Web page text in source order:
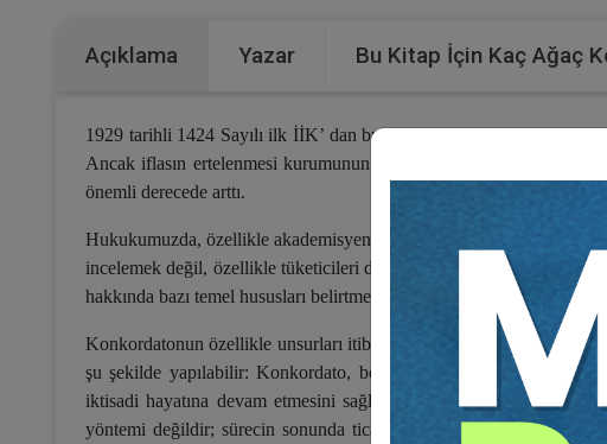
Açıklama Yazar Bu Kitap İçin Kaç Ağaç
1929 tarihli 1424 Sayılı ilk İİK’ dan bu yana mevzuatımızda yer
Ancak iflasın ertelenmesi kurumunun kaldırılması, ekonomik
önemli derecede arttı.
Hukukumuzda, özellikle akademisyenlerin uzun yıllardır üzerinde
incelemek değil, özellikle tüketicileri de ilgilendiren yönleri ile
hakkında bazı temel hususları belirtmek yerinde olabilir.
Konkordatonun özellikle unsurları itibariyle tam bir tanımını
şu şekilde yapılabilir: Konkordato, borçlarını ödemekte güçlük
iktisadi hayatına devam etmesini sağlamayı amaçlayan bir cebri
yöntemi değildir; sürecin sonunda ticari işletmenin devam etmesi